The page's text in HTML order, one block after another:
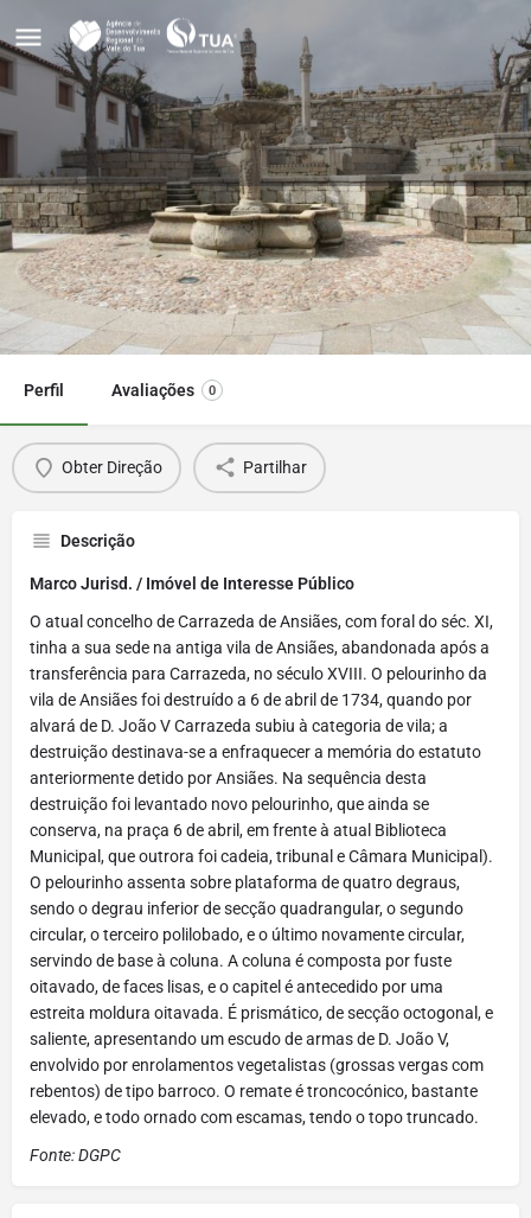
Pelourinho de Carrazeda de
Ansiães
Obter direções
Perfil Avaliações 0
Obter Direção Partilhar
Descrição
Marco Jurisd. / Imóvel de Interesse Público
O atual concelho de Carrazeda de Ansiães, com foral do séc. XI,
tinha a sua sede na antiga vila de Ansiães, abandonada após a
transferência para Carrazeda, no século XVIII. O pelourinho da
vila de Ansiães foi destruído a 6 de abril de 1734, quando por
alvará de D. João V Carrazeda subiu à categoria de vila; a
destruição destinava-se a enfraquecer a memória do estatuto
anteriormente detido por Ansiães. Na sequência desta
destruição foi levantado novo pelourinho, que ainda se
conserva, na praça 6 de abril, em frente à atual Biblioteca
Municipal, que outrora foi cadeia, tribunal e Câmara Municipal).
O pelourinho assenta sobre plataforma de quatro degraus,
sendo o degrau inferior de secção quadrangular, o segundo
circular, o terceiro polilobado, e o último novamente circular,
servindo de base à coluna. A coluna é composta por fuste
oitavado, de faces lisas, e o capitel é antecedido por uma
estreita moldura oitavada. É prismático, de secção octogonal, e
saliente, apresentando um escudo de armas de D. João V,
envolvido por enrolamentos vegetalistas (grossas vergas com
rebentos) de tipo barroco. O remate é troncocónico, bastante
elevado, e todo ornado com escamas, tendo o topo truncado.
Fonte: DGPC